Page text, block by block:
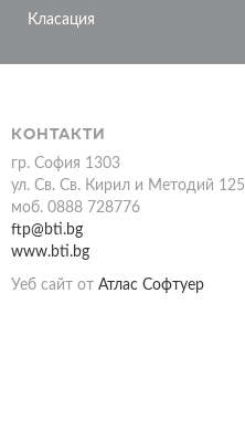
Класация
КОНТАКТИ
гр. София 1303
ул. Св. Св. Кирил и Методий 125
моб. 0888 728776
ftp@bti.bg
www.bti.bg
Уеб сайт от Атлас Софтуер